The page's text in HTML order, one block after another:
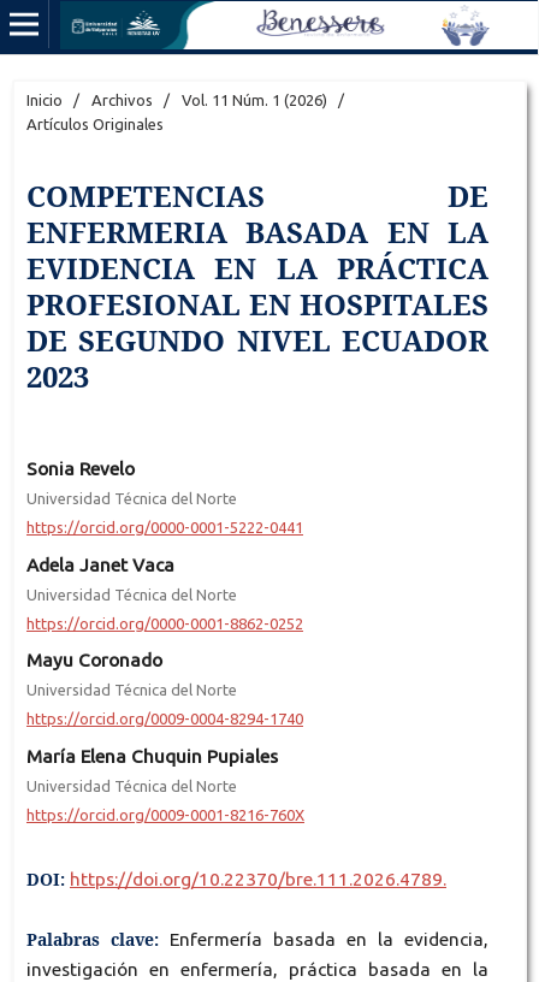
Inicio / Archivos / Vol. 11 Núm. 1 (2026)
/
Artículos Originales
COMPETENCIAS DE
ENFERMERIA BASADA EN LA
EVIDENCIA EN LA PRÁCTICA
PROFESIONAL EN HOSPITALES
DE SEGUNDO NIVEL ECUADOR
2023
Sonia Revelo
Universidad Técnica del Norte
https://orcid.org/0000-0001-5222-0441
Adela Janet Vaca
Universidad Técnica del Norte
https://orcid.org/0000-0001-8862-0252
Mayu Coronado
Universidad Técnica del Norte
https://orcid.org/0009-0004-8294-1740
María Elena Chuquin Pupiales
Universidad Técnica del Norte
https://orcid.org/0009-0001-8216-760X
DOI: https://doi.org/10.22370/bre.111.2026.4789.
Palabras clave: Enfermería basada en la evidencia,
investigación en enfermería, práctica basada en la